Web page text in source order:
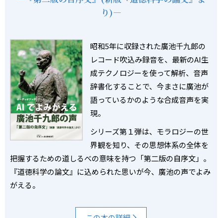
り)―
昭和5年に収録された廣池千九郎の
レコード吹込み録音を、最新のAI生
成テクノロジーを使って解析、音声
辞書化することで、今まさに廣池が
語っているかのような合成音声を実
現。
シリーズ第１弾は、モラロジーの世
界観を知り、その思想体系の全体を
把握するための道しるべの意味を持つ「第二版の自序文」。
『道徳科学の論文』に込められた思いが今、廣池の声でよみ
がえる。